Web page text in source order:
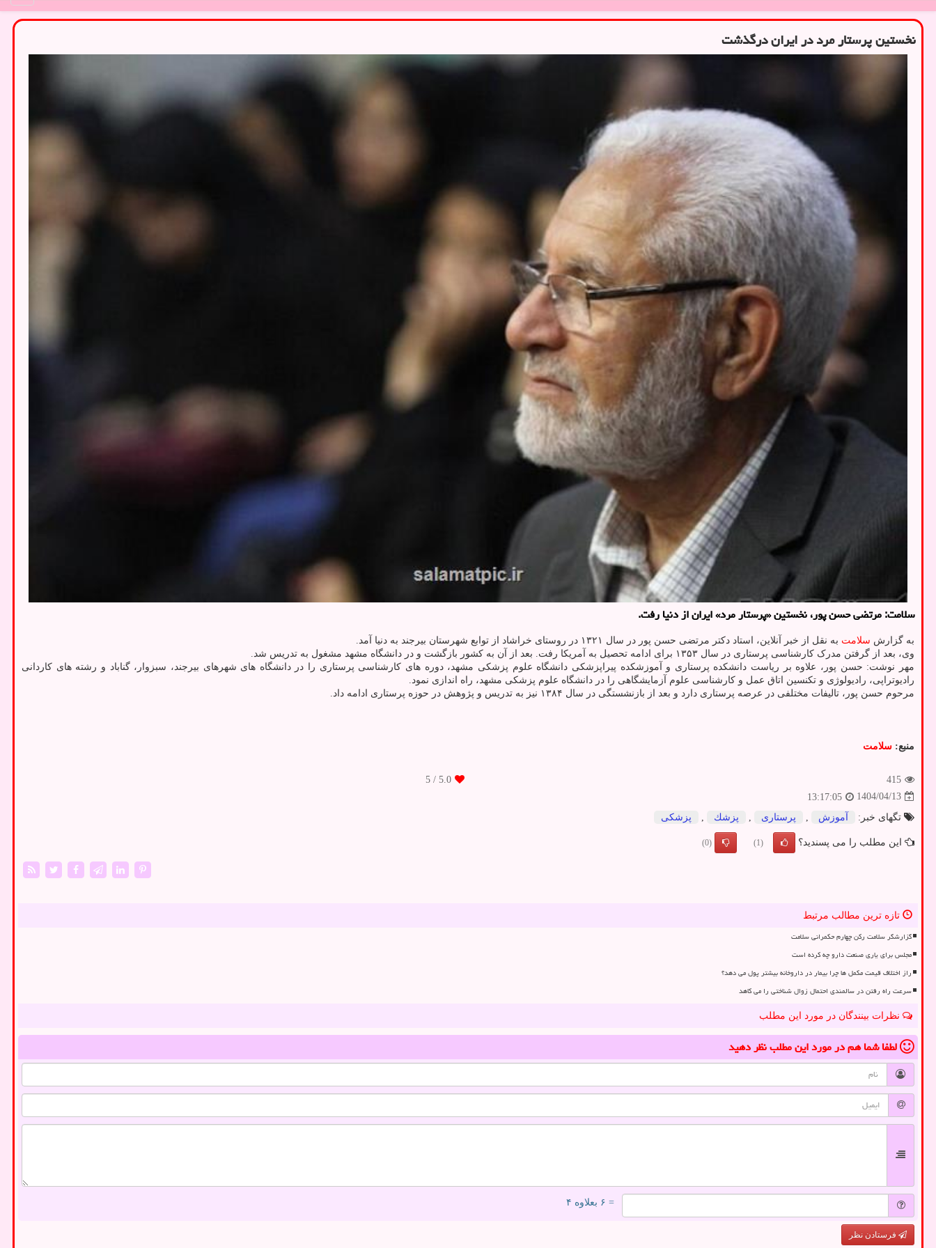
نخستین پرستار مرد در ایران درگذشت
سلامت: مرتضی حسن پور، نخستین «پرستار مرد» ایران از دنیا رفت.
به گزارش سلامت به نقل از خبر آنلاین، استاد دکتر مرتضی حسن پور در سال ۱۳۲۱ در روستای خراشاد از توابع شهرستان بیرجند به دنیا آمد.
وی، بعد از گرفتن مدرک کارشناسی پرستاری در سال ۱۳۵۳ برای ادامه تحصیل به آمریکا رفت. بعد از آن به کشور بازگشت و در دانشگاه مشهد مشغول به تدریس شد.
مهر نوشت: حسن پور، علاوه بر ریاست دانشکده پرستاری و آموزشکده پیراپزشکی دانشگاه علوم پزشکی مشهد، دوره های کارشناسی پرستاری را در دانشگاه های شهرهای بیرجند، سبزوار، گناباد و رشته های کاردانی
رادیوتراپی، رادیولوژی و تکنسین اتاق عمل و کارشناسی علوم آزمایشگاهی را در دانشگاه علوم پزشکی مشهد، راه اندازی نمود.
مرحوم حسن پور، تالیفات مختلفی در عرصه پرستاری دارد و بعد از بازنشستگی در سال ۱۳۸۴ نیز به تدریس و پژوهش در حوزه پرستاری ادامه داد.
منبع: سلامت
415
5.0
/ 5
1404/04/13
13:17:05
تگهای خبر:
آموزش پرستاری پزشك پزشكی
این مطلب را می پسندید؟ (1)
(0)
تازه ترین مطالب مرتبط
گزارشگر سلامت رکن چهارم حکمرانی سلامت
مجلس برای یاری صنعت دارو چه کرده است
راز اختلاف قیمت مکمل ها چرا بیمار در داروخانه بیشتر پول می دهد؟
سرعت راه رفتن در سالمندی احتمال زوال شناختی را می کاهد
نظرات بینندگان در مورد این مطلب
لطفا شما همدر مورد این مطلبنظر دهید
= ۶ بعلاوه ۴
فرستادن نظر